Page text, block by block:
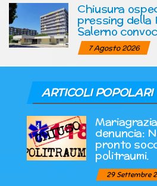
Chiusura
pressing della
Salerno
7 Agosto 2026
ARTICOLI POPOLARI
denuncia:
pronto
politraumi.
29 Settembre